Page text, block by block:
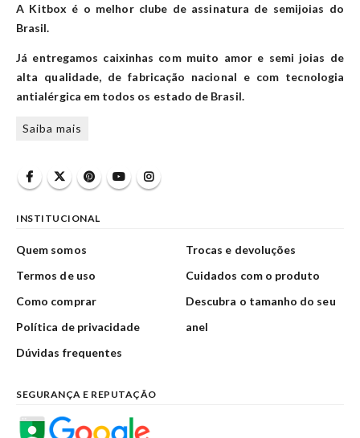
A Kitbox é o melhor clube de assinatura de semijoias do
Brasil.
Já entregamos caixinhas com muito amor e semi joias de
alta qualidade, de fabricação nacional e com tecnologia
antialérgica em todos os estado de Brasil.
Saiba mais
INSTITUCIONAL
Quem somos
Termos de uso
Como comprar
Política de privacidade
Dúvidas frequentes
Trocas e devoluções
Cuidados com o produto
Descubra o tamanho do seu
anel
SEGURANÇA E REPUTAÇÃO